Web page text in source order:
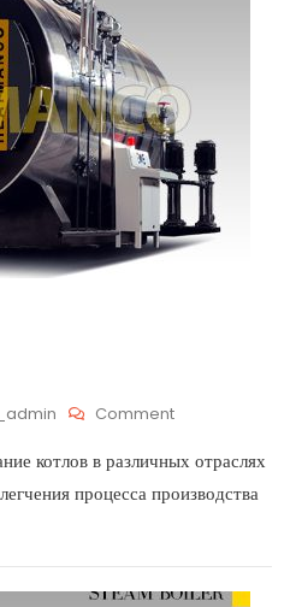
Comment
котлов в различных отраслях
процесса производства